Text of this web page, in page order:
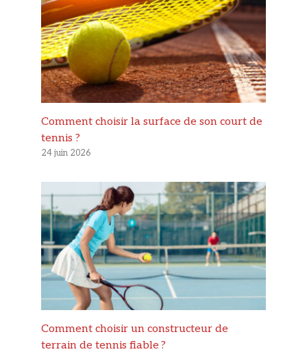
Comment choisir la surface de son court de
tennis ?
24 juin 2026
Comment choisir un constructeur de
terrain de tennis fiable ?